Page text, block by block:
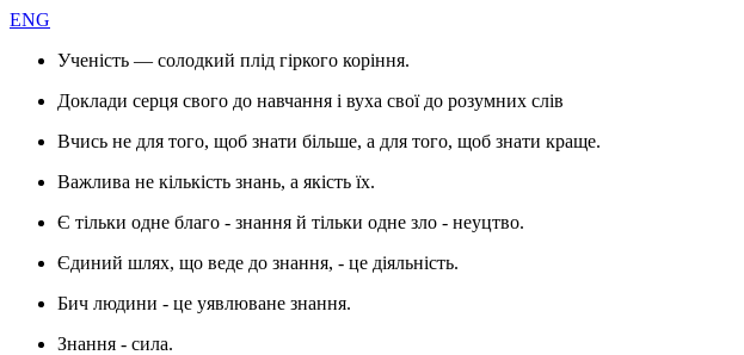
ENG
Ученість — солодкий плід гіркого коріння.
Доклади серця свого до навчання і вуха свої до розумних слів
Вчись не для того, щоб знати більше, а для того, щоб знати краще.
Важлива не кількість знань, а якість їх.
Є тільки одне благо - знання й тільки одне зло - неуцтво.
Єдиний шлях, що веде до знання, - це діяльність.
Бич людини - це уявлюване знання.
Знання - сила.